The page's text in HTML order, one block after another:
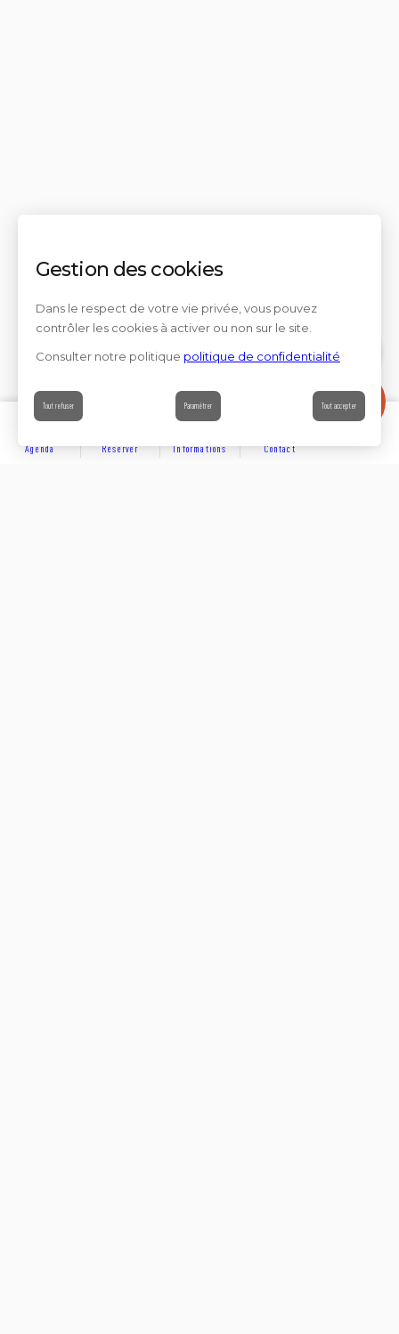
Contact
Gestion des cookies
Dans le respect de votre vie privée, vous pouvez
contrôler les cookies à activer ou non sur le site.
Consulter notre politique politique de confidentialité
Tout refuser Paramétrer Tout accepter
Agenda Réserver Informations Contact